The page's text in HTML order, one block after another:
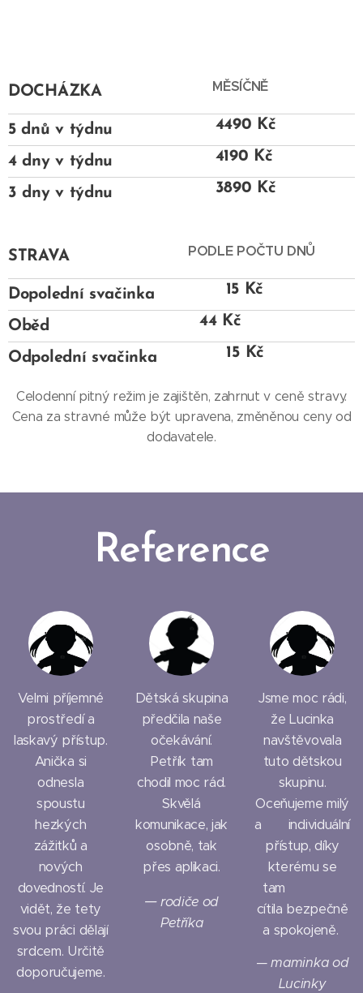
DOCHÁZKA MĚSÍČNĚ
5 dnů v týdnu 4490 Kč
4 dny v týdnu 4190 Kč
3 dny v týdnu 3890 Kč
STRAVA PODLE POČTU DNŮ
Dopolední svačinka 15 Kč
Oběd 44 Kč
Odpolední svačinka 15 Kč
Celodenní pitný režim je zajištěn, zahrnut v ceně stravy.
Cena za stravné může být upravena, změněnou ceny od
dodavatele.
Reference
Velmi příjemné
prostředí a
laskavý přístup.
Anička si
odnesla
spoustu
hezkých
zážitků a
nových
dovedností. Je
vidět, že tety
svou práci dělají
srdcem. Určitě
doporučujeme.
Dětská skupina
předčila naše
očekávání.
Petřík tam
chodil moc rád.
Skvělá
komunikace, jak
osobně, tak
přes aplikaci.
—rodiče od
Petříka
Jsme moc rádi,
že Lucinka
navštěvovala
tuto dětskou
skupinu.
Oceňujeme milý
a individuální
přístup, díky
kterému se
tam
cítila bezpečně
a spokojeně.
— maminka od
Lucinky